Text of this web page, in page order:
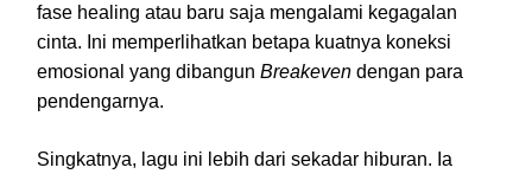
fase healing atau baru saja mengalami kegagalan
cinta. Ini memperlihatkan betapa kuatnya koneksi
emosional yang dibangun Breakeven dengan para
pendengarnya.
Singkatnya, lagu ini lebih dari sekadar hiburan. Ia